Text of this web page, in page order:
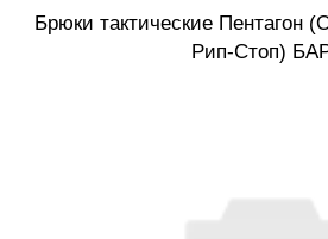
Брюки тактические Пентагон
Рип-Стоп)